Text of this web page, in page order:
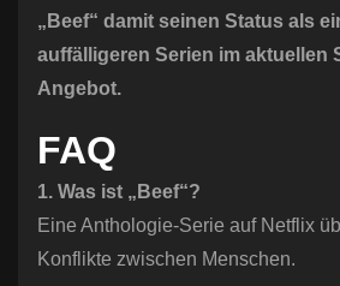
„Beef“ damit seinen Status als
auffälligeren Serien im aktuellen
Angebot.
FAQ
1. Was ist „Beef“?
Eine Anthologie-Serie auf Netflix
Konflikte zwischen Menschen.